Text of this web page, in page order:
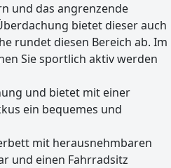
und das angrenzende
bietet dieser auch
rundet diesen Bereich ab. Im
Sie sportlich aktiv werden
und bietet mit einer
ein bequemes und
mit herausnehmbaren
und einen Fahrradsitz